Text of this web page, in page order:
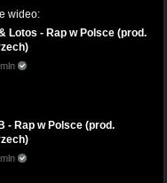
wideo:
Lotos - Rap w Polsce (prod.
- Rap w Polsce (prod.